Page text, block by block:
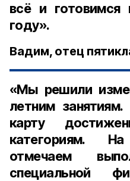
всё и готовимся
году».
Вадим, отец
«Мы решили
летним
карту
категориям.
отмечаем
специальной